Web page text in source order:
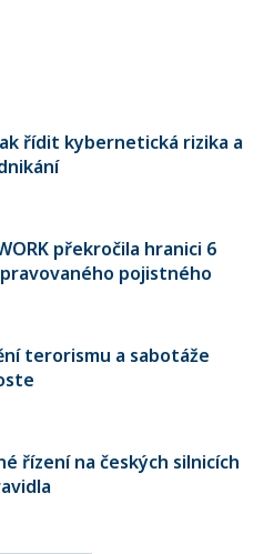
řídit kybernetická rizika a
překročila hranici 6
pojistného
terorismu a sabotáže
řízení na českých silnicích